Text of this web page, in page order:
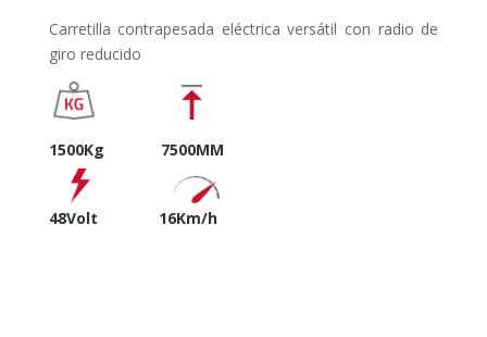
Carretilla contrapesada eléctrica versátil con radio de
giro reducido
1500Kg 7500MM
48Volt 16Km/h